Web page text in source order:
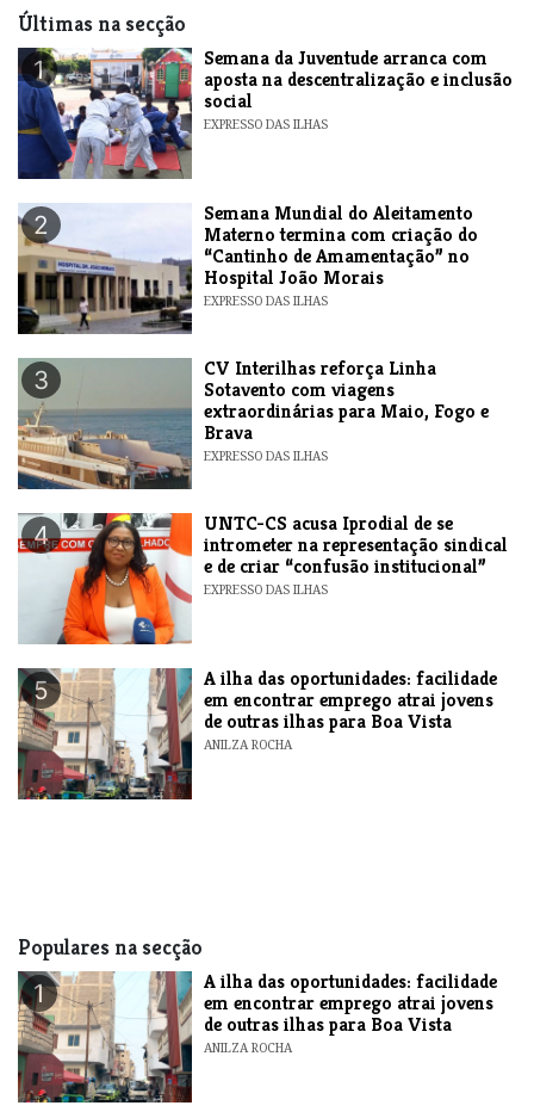
Últimas na secção
1
Semana da Juventude arranca com
aposta na descentralização e inclusão
social
EXPRESSO DAS ILHAS
2
Semana Mundial do Aleitamento
Materno termina com criação do
“Cantinho de Amamentação” no
Hospital João Morais
EXPRESSO DAS ILHAS
3
​CV Interilhas reforça Linha
Sotavento com viagens
extraordinárias para Maio, Fogo e
Brava
EXPRESSO DAS ILHAS
4
UNTC-CS acusa Iprodial de se
intrometer na representação sindical
e de criar “confusão institucional”
EXPRESSO DAS ILHAS
5
A ilha das oportunidades: facilidade
em encontrar emprego atrai jovens
de outras ilhas para Boa Vista
ANILZA ROCHA
Populares na secção
1
A ilha das oportunidades: facilidade
em encontrar emprego atrai jovens
de outras ilhas para Boa Vista
ANILZA ROCHA